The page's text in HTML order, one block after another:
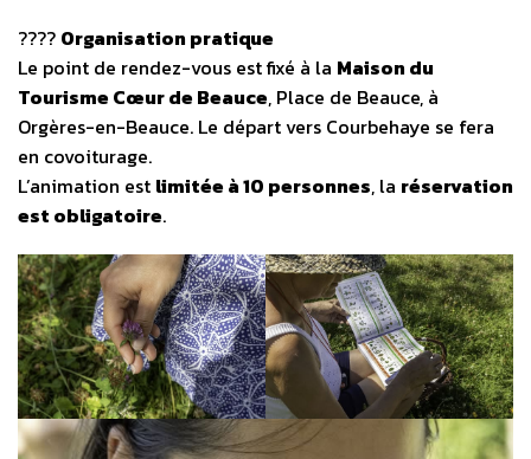
???? Organisation pratique
Le point de rendez-vous est fixé à la Maison du
Tourisme Cœur de Beauce, Place de Beauce, à
Orgères-en-Beauce. Le départ vers Courbehaye se fera
en covoiturage.
L’animation est limitée à 10 personnes, la réservation
est obligatoire.